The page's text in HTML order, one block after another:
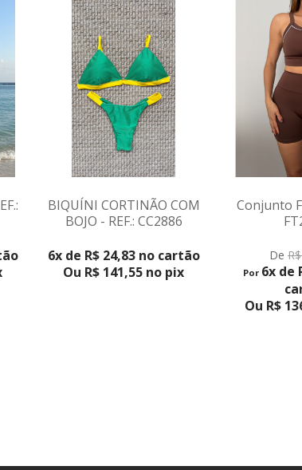
BIQUÍNI CORTINÃO COM
BOJO - REF.: CC2886
6x de R$ 24,83 no cartão
Ou R$ 141,55 no pix
VER PRODUTO
Conjunto
De
Por 6x de
Ou R$